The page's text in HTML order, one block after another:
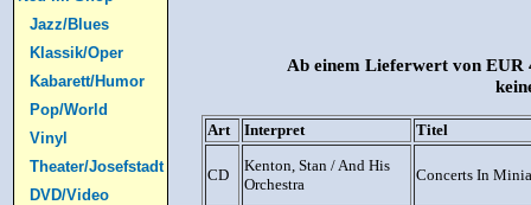
Jazz/Blues
Klassik/Oper
Kabarett/Humor
Pop/World
Vinyl
Theater/Josefstadt
DVD/Video
Ab einem Lieferwert von
Art Interpret Titel
CD
Kenton, Stan / And His
Orchestra
Concerts In